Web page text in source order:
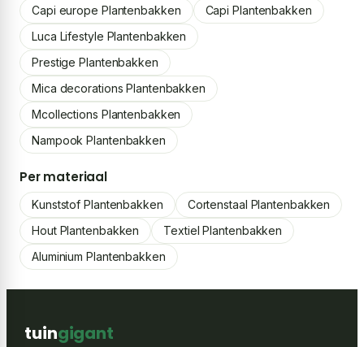
Capi europe Plantenbakken
Capi Plantenbakken
Luca Lifestyle Plantenbakken
Prestige Plantenbakken
Mica decorations Plantenbakken
Mcollections Plantenbakken
Nampook Plantenbakken
Per materiaal
Kunststof Plantenbakken
Cortenstaal Plantenbakken
Hout Plantenbakken
Textiel Plantenbakken
Aluminium Plantenbakken
tuingigant